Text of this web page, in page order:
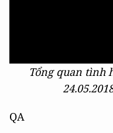
Tổng quan tình
QA